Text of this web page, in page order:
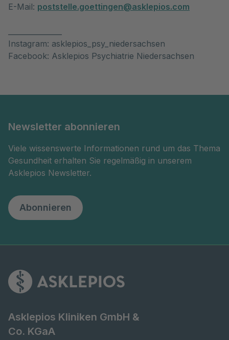
E-Mail: poststelle.goettingen@asklepios.com
Instagram: asklepios_psy_niedersachsen
Facebook: Asklepios Psychiatrie Niedersachsen
Newsletter abonnieren
Viele wissenswerte Informationen rund um das Thema
Gesundheit erhalten Sie regelmäßig in unserem
Asklepios Newsletter.
Abonnieren
Asklepios Kliniken GmbH &
Co. KGaA